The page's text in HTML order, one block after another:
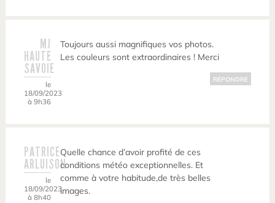
MJ
HAUTE
SAVOIE
le
18/09/2023
à 9h36
Toujours aussi magnifiques vos photos.
Les couleurs sont extraordinaires ! Merci
RÉPONDRE
PATRICE
ARLUISON
le
18/09/2023
à 8h40
Quelle chance d’avoir profité de ces
conditions météo exceptionnelles. Et
comme à votre habitude,de très belles
images.